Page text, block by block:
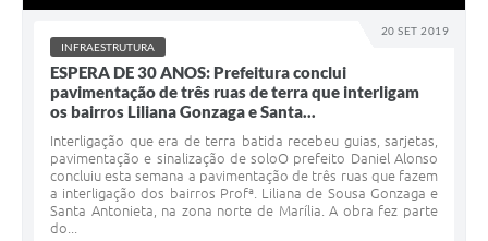
20 SET 2019
INFRAESTRUTURA
ESPERA DE 30 ANOS: Prefeitura conclui
pavimentação de três ruas de terra que interligam
os bairros Liliana Gonzaga e Santa...
Interligação que era de terra batida recebeu guias, sarjetas,
pavimentação e sinalização de soloO prefeito Daniel Alonso
concluiu esta semana a pavimentação de três ruas que fazem
a interligação dos bairros Profª. Liliana de Sousa Gonzaga e
Santa Antonieta, na zona norte de Marília. A obra fez parte
do...